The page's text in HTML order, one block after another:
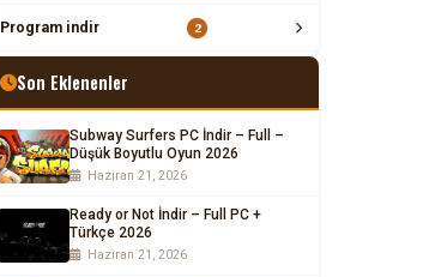
Program indir 2
Son Eklenenler
Subway Surfers PC İndir – Full –
Düşük Boyutlu Oyun 2026
Haziran 21, 2026
Ready or Not İndir – Full PC +
Türkçe 2026
Haziran 21, 2026